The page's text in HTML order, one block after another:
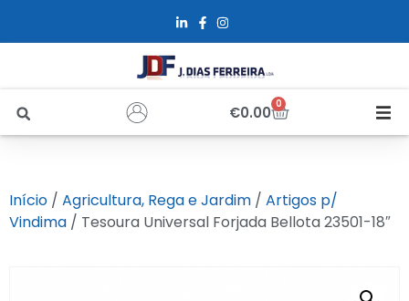
€0.00 0
Sobre Nós
Início / Agricultura, Rega e Jardim / Artigos p/
Vindima / Tesoura Universal Forjada Bellota 23501-18″